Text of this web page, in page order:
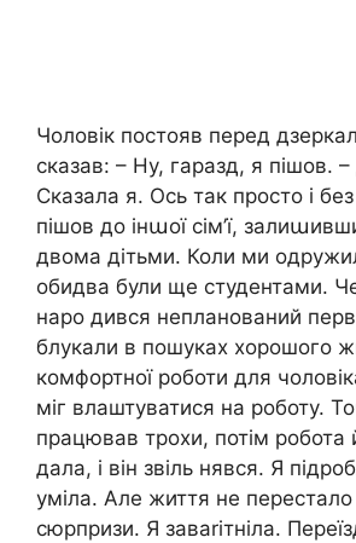
Чоловік постояв перед
сказав: – Ну, гаразд, я пішов.
Сказала я. Ось так просто і
пішов до інաої сім’ї,
двома дітьми. Коли ми
обидва були ще студентами.
наро дився непланований
блукали в пошуках хорошого
комфортної роботи для
міг влаштуватися на роботу.
працював трохи, потім робота
дала, і він звіль нявся. Я
уміла. Але життя не
сюрпризи. Я заваrітніла.